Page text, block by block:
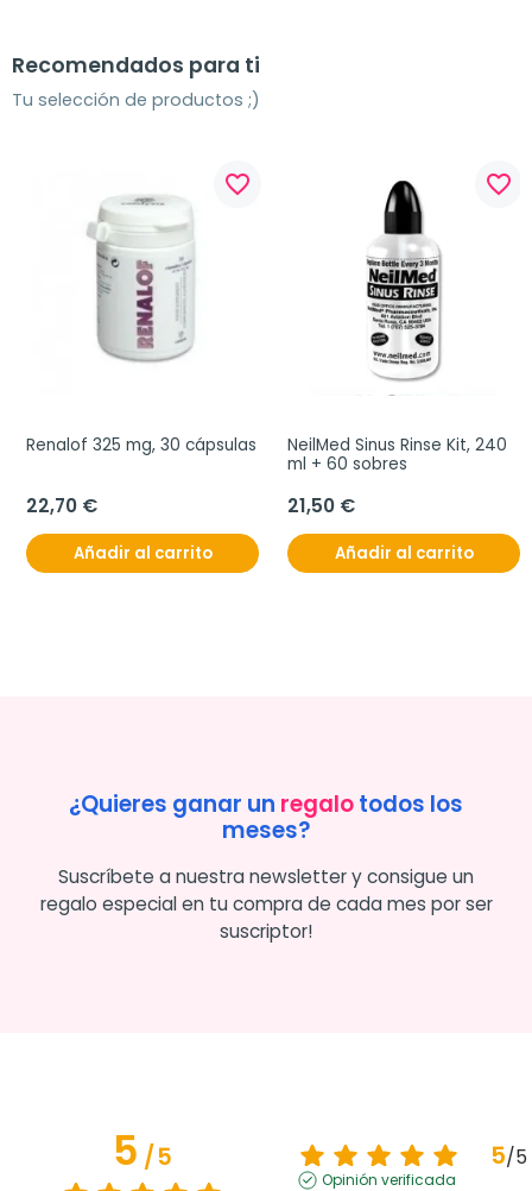
Recomendados para ti
Tu selección de productos ;)
favorite_border
Renalof 325 mg, 30 cápsulas
22,70 €
Añadir al carrito
favorite_border
NeilMed Sinus Rinse Kit, 240
ml + 60 sobres
21,50 €
Añadir al carrito
¿Quieres ganar un regalotodos los
meses?
Suscríbete a nuestra newsletter y consigue un
regalo especial en tu compra de cada mes por ser
suscriptor!
5/5 5/5
Opinión verificada